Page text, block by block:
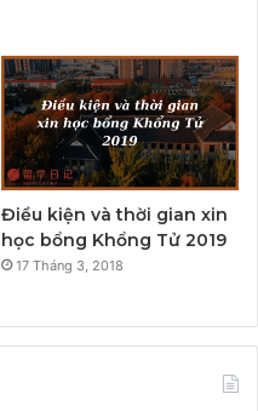
Điều kiện và thời gian xin
học bổng Khổng Tử 2019
17 Tháng 3, 2018